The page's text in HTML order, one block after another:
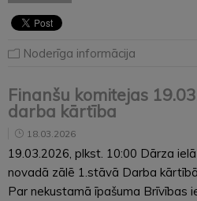
Noderīga informācija
Finanšu komitejas
darba kārtība
18.03.2026
19.03.2026, plkst. 10:00 Dārza
novadā zālē 1.stāvā Darba
Par nekustamā īpašuma Brīvības